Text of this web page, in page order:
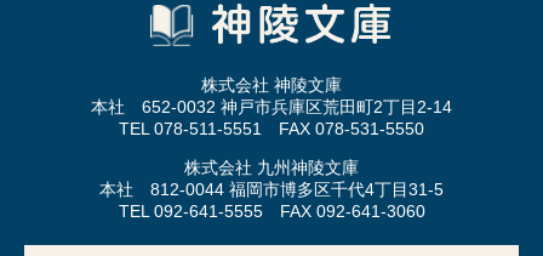
株式会社 神陵文庫
本社 652-0032 神戸市兵庫区荒田町2丁目2-14
TEL 078-511-5551 FAX 078-531-5550
株式会社 九州神陵文庫
本社 812-0044 福岡市博多区千代4丁目31-5
TEL 092-641-5555 FAX 092-641-3060